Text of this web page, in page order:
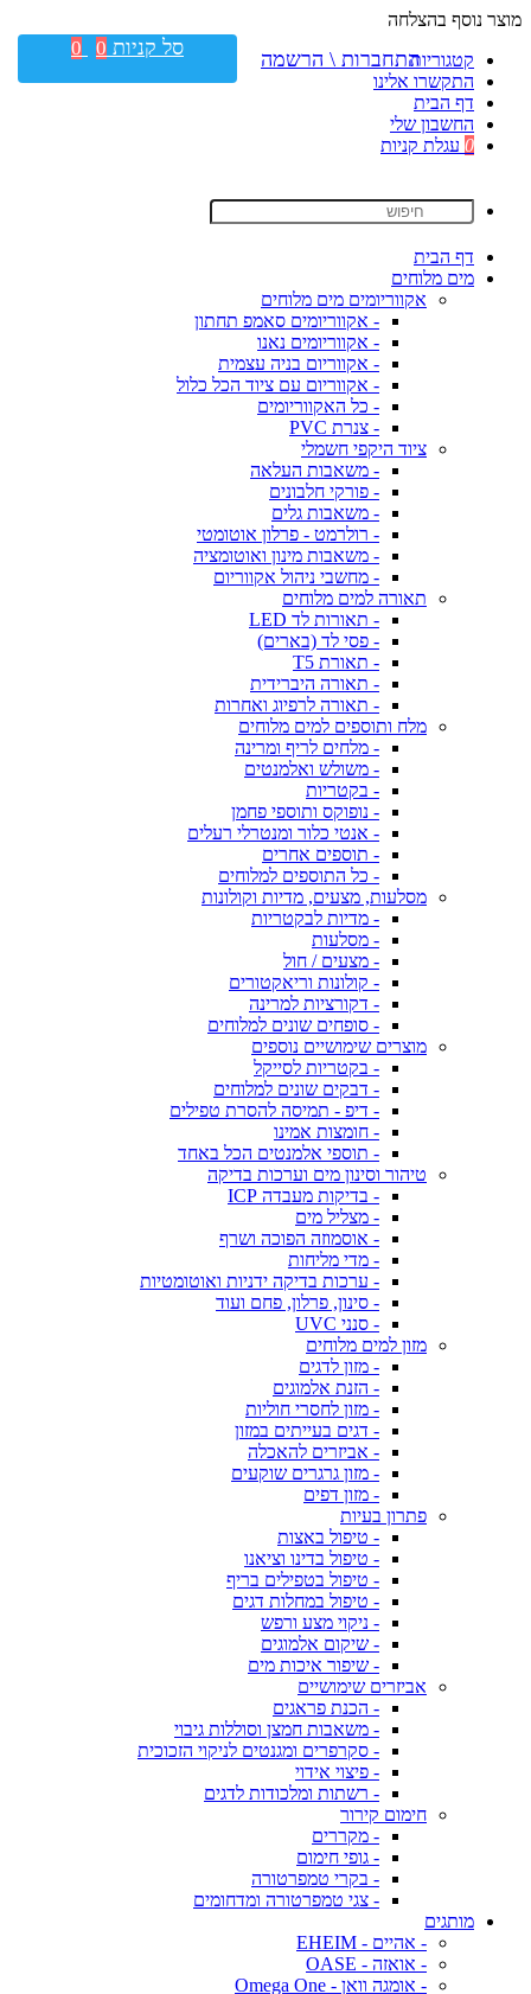
מוצר נוסף בהצלחה
קטגוריות
התקשרו אלינו
דף הבית
החשבון שלי
0 עגלת קניות
דף הבית
מים מלוחים
אקווריומים מים מלוחים
- אקווריומים סאמפ תחתון
- אקווריומים נאנו
- אקווריום בניה עצמית
- אקווריום עם ציוד הכל כלול
- כל האקווריומים
- צנרת PVC
ציוד היקפי חשמלי
- משאבות העלאה
- פורקי חלבונים
- משאבות גלים
- רולרמט - פרלון אוטומטי
- משאבות מינון ואוטומציה
- מחשבי ניהול אקווריום
תאורה למים מלוחים
- תאורות לד LED
- פסי לד (בארים)
- תאורת T5
- תאורה היברידית
- תאורה לרפיוג ואחרות
מלח ותוספים למים מלוחים
- מלחים לריף ומרינה
- משולש ואלמנטים
- בקטריות
- נופוקס ותוספי פחמן
- אנטי כלור ומנטרלי רעלים
- תוספים אחרים
- כל התוספים למלוחים
מסלעות, מצעים, מדיות וקולונות
- מדיות לבקטריות
- מסלעות
- מצעים / חול
- קולונות וריאקטורים
- דקורציות למרינה
- סופחים שונים למלוחים
מוצרים שימושיים נוספים
- בקטריות לסייקל
- דבקים שונים למלוחים
- דיפ - תמיסה להסרת טפילים
- חומצות אמינו
- תוספי אלמנטים הכל באחד
טיהור וסינון מים וערכות בדיקה
- בדיקות מעבדה ICP
- מצליל מים
- אוסמוזה הפוכה ושרף
- מדי מליחות
- ערכות בדיקה ידניות ואוטומטיות
- סינון, פרלון, פחם ועוד
- סנני UVC
מזון למים מלוחים
- מזון לדגים
- הזנת אלמוגים
- מזון לחסרי חוליות
- דגים בעייתים במזון
- אביזרים להאכלה
- מזון גרגרים שוקעים
- מזון דפים
פתרון בעיות
- טיפול באצות
- טיפול בדינו וציאנו
- טיפול בטפילים בריף
- טיפול במחלות דגים
- ניקוי מצע ורפש
- שיקום אלמוגים
- שיפור איכות מים
אביזרים שימושיים
- הכנת פראגים
- משאבות חמצן וסוללות גיבוי
- סקרפרים ומגנטים לניקוי הזכוכית
- פיצוי אידוי
- רשתות ומלכודות לדגים
חימום קירור
- מקררים
- גופי חימום
- בקרי טמפרטורה
- צגי טמפרטורה ומדחומים
מותגים
- אהיים - EHEIM
- אואזה - OASE
- אומגה וואן - Omega One
התחברות \ הרשמה סל קניות 0
0